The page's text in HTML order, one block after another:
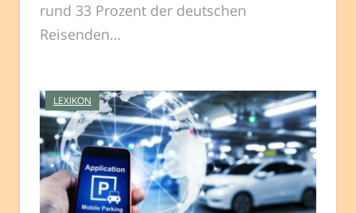
rund 33 Prozent der deutschen
Reisenden…
LEXIKON